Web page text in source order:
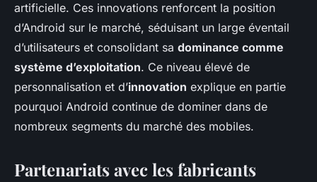
artificielle. Ces innovations renforcent la position
d’Android sur le marché, séduisant un large éventail
d’utilisateurs et consolidant sa dominance comme
système d’exploitation. Ce niveau élevé de
personnalisation et d’innovation explique en partie
pourquoi Android continue de dominer dans de
nombreux segments du marché des mobiles.
Partenariats avec les fabricants